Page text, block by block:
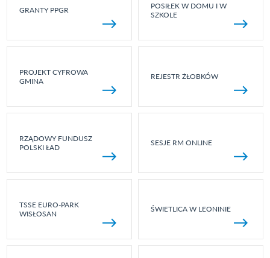
GRANTY PPGR
POSIŁEK W DOMU I W
SZKOLE
PROJEKT CYFROWA
GMINA
REJESTR ŻŁOBKÓW
RZĄDOWY FUNDUSZ
POLSKI ŁAD
SESJE RM ONLINE
TSSE EURO-PARK
WISŁOSAN
ŚWIETLICA W LEONINIE